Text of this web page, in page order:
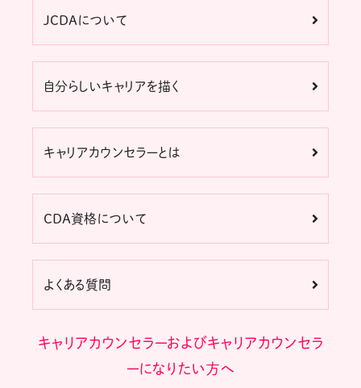
JCDAについて
自分らしいキャリアを描く
キャリアカウンセラーとは
CDA資格について
よくある質問
キャリアカウンセラーおよびキャリアカウンセラ
ーになりたい方へ